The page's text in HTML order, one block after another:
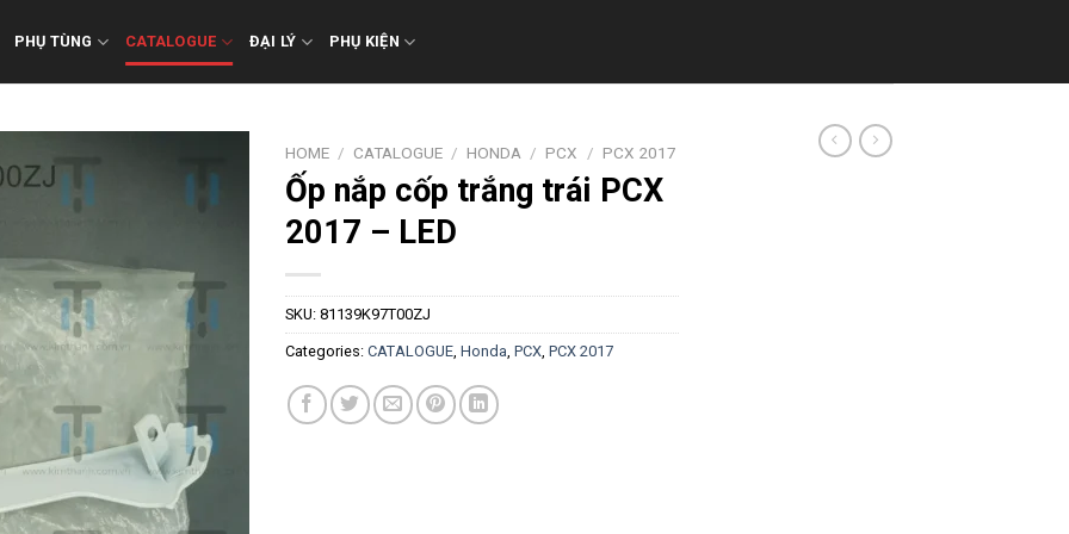
PHỤ TÙNG CATALOGUE ĐẠI LÝ PHỤ KIỆN
HOME / CATALOGUE / HONDA / PCX / PCX 2017
Ốp nắp cốp trắng trái PCX
2017 – LED
SKU: 81139K97T00ZJ
Categories: CATALOGUE Honda PCX PCX 2017